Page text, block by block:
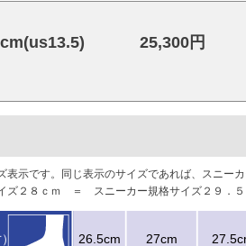
25,300円
表示です。同じ表示のサイズであれば、スニ
２８ｃｍ ＝ スニーカー規格サイズ２９．５